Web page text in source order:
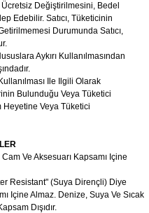
Değiştirilmesini, Bedel
Edebilir. Satıcı, Tüketicinin
Durumunda Satıcı,
Aykırı Kullanılmasından
Ile Ilgili Olarak
Bulunduğu Veya Tüketici
Heyetine Veya Tüketici
Ve Aksesuarı Kapsamı Içine
Resistant" (Suya Dirençli) Diye
Içine Almaz. Denize, Suya Ve Sıcak
Dışıdır.